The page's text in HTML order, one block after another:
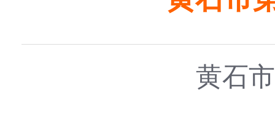
黄石